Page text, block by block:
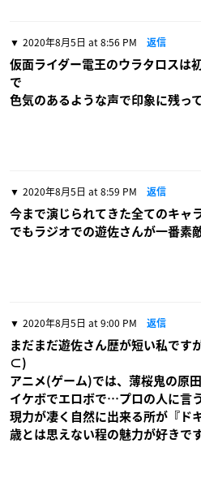
2020年8月5日 at 8:56 PM 返信
仮面ライダー電王のウラタロスは
で
色気のあるような声で印象に残っ
2020年8月5日 at 8:59 PM 返信
今まで演じられてきた全てのキャ
でもラジオでの遊佐さんが一番素
2020年8月5日 at 9:00 PM 返信
まだまだ遊佐さん歴が短い私です
⊂)
アニメ(ゲーム)では、薄桜鬼の原田
イケボでエロボで…プロの人に言
現力が凄く自然に出来る所が『ド
歳とは思えない程の魅力が好きで